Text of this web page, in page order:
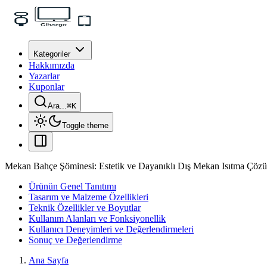
Kategoriler
Hakkımızda
Yazarlar
Kuponlar
Ara...⌘K
Toggle theme
Mekan Bahçe Şöminesi: Estetik ve Dayanıklı Dış Mekan Isıtma
Ürünün Genel Tanıtımı
Tasarım ve Malzeme Özellikleri
Teknik Özellikler ve Boyutlar
Kullanım Alanları ve Fonksiyonellik
Kullanıcı Deneyimleri ve Değerlendirmeleri
Sonuç ve Değerlendirme
Ana Sayfa